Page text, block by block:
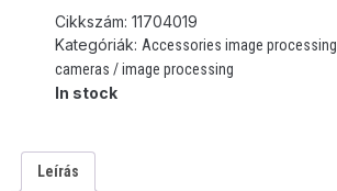
Cikkszám: 11704019
Kategóriák: Accessories image processing
cameras / image processing
In stock
Leírás